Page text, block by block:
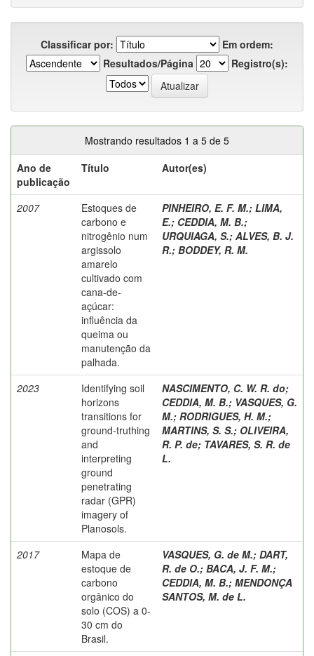
Classificar por:
Em ordem:
Resultados/Página
Registro(s):
Mostrando resultados 1 a 5 de 5
Ano de
publicação
Título Autor(es)
2007
Estoques de
carbono e
nitrogênio num
argissolo
amarelo
cultivado com
cana-de-
açúcar:
influência da
queima ou
manutenção da
palhada.
PINHEIRO, E. F. M.; LIMA,
E.; CEDDIA, M. B.;
URQUIAGA, S.; ALVES, B. J.
R.; BODDEY, R. M.
2023
Identifying soil
horizons
transitions for
ground-truthing
and
interpreting
ground
penetrating
radar (GPR)
imagery of
Planosols.
NASCIMENTO, C. W. R. do;
CEDDIA, M. B.; VASQUES, G.
M.; RODRIGUES, H. M.;
MARTINS, S. S.; OLIVEIRA,
R. P. de; TAVARES, S. R. de
L.
2017
Mapa de
estoque de
carbono
orgânico do
solo (COS) a 0-
30 cm do
Brasil.
VASQUES, G. de M.; DART,
R. de O.; BACA, J. F. M.;
CEDDIA, M. B.; MENDONÇA
SANTOS, M. de L.